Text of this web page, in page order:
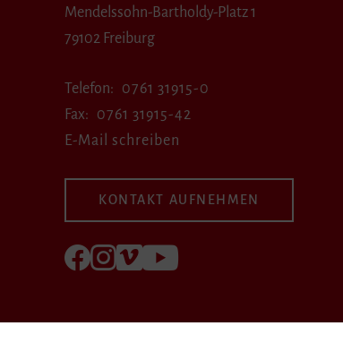
Mendelssohn-Bartholdy-Platz 1
79102 Freiburg
Telefon
0761 31915-0
Fax
0761 31915-42
E-Mail schreiben
KONTAKT AUFNEHMEN
Folgen Sie uns auf Facebook
Folgen Sie uns auf Instagram
Besuchen Sie uns bei Vimeo
Besuchen Sie uns bei youtube